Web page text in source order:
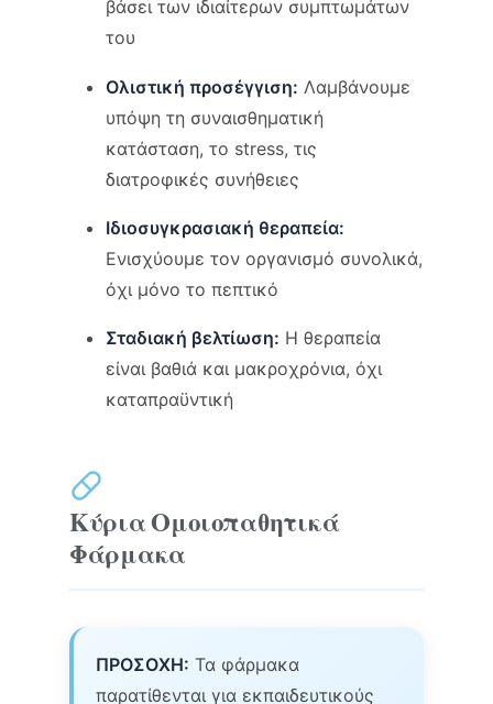
βάσει των ιδιαίτερων συμπτωμάτων
του
Ολιστική προσέγγιση: Λαμβάνουμε
υπόψη τη συναισθηματική
κατάσταση, το stress, τις
διατροφικές συνήθειες
Ιδιοσυγκρασιακή θεραπεία:
Ενισχύουμε τον οργανισμό συνολικά,
όχι μόνο το πεπτικό
Σταδιακή βελτίωση: Η θεραπεία
είναι βαθιά και μακροχρόνια, όχι
καταπραϋντική
Κύρια Ομοιοπαθητικά
Φάρμακα
ΠΡΟΣΟΧΗ: Τα φάρμακα
παρατίθενται για εκπαιδευτικούς